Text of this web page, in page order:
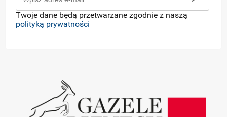
Twoje dane będą przetwarzane zgodnie z naszą
polityką prywatności